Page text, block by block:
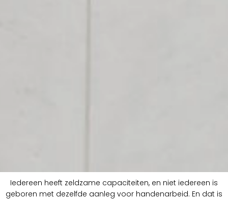
Iedereen heeft zeldzame capaciteiten, en niet iedereen is
geboren met dezelfde aanleg voor handenarbeid. En dat is